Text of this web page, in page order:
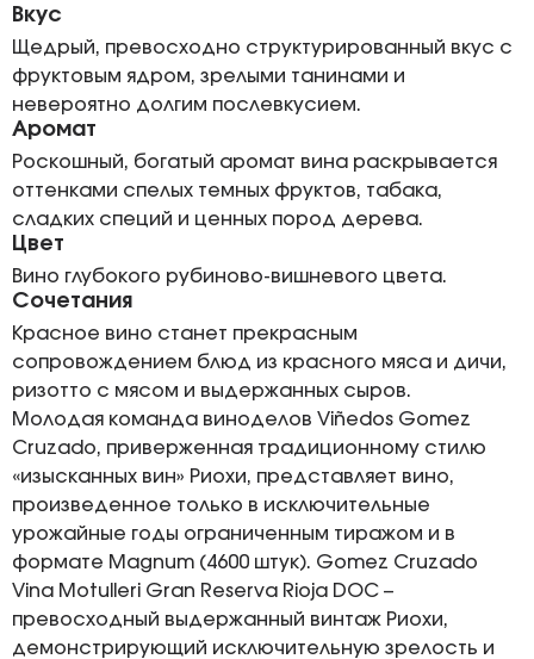
Вкус
Щедрый, превосходно структурированный вкус с
фруктовым ядром, зрелыми танинами и
невероятно долгим послевкусием.
Аромат
Роскошный, богатый аромат вина раскрывается
оттенками спелых темных фруктов, табака,
сладких специй и ценных пород дерева.
Цвет
Вино глубокого рубиново-вишневого цвета.
Сочетания
Красное вино станет прекрасным
сопровождением блюд из красного мяса и дичи,
ризотто с мясом и выдержанных сыров.
Молодая команда виноделов Viñedos Gоmez
Cruzado, приверженная традиционному стилю
«изысканных вин» Риохи, представляет вино,
произведенное только в исключительные
урожайные годы ограниченным тиражом и в
формате Magnum (4600 штук). Gomez Cruzado
Vina Motulleri Gran Reserva Rioja DOC –
превосходный выдержанный винтаж Риохи,
демонстрирующий исключительную зрелость и